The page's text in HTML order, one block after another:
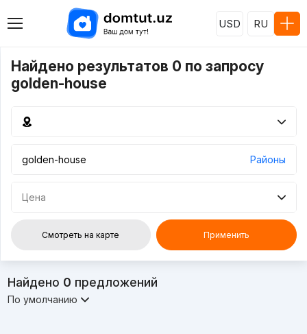
USD RU
Найдено результатов 0 по запросу
golden-house
Районы
Цена
Смотреть на карте Применить
Найдено 0 предложений
По умолчанию